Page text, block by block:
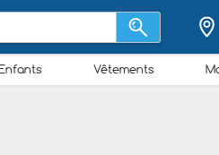
Vêtements